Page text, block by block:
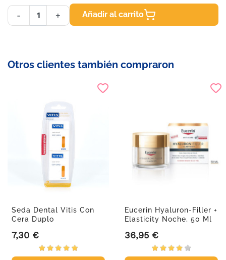
- + Añadir al carrito
Otros clientes también compraron
Seda Dental Vitis Con
Cera Duplo
Precio
7,30 €
Eucerin Hyaluron-Filler +
Elasticity Noche, 50 Ml
Precio
36,95 €